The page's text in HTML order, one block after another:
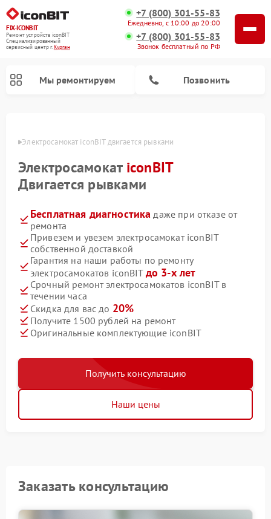
FIX-ICONBIT
Ремонт устройств iconBIT
Специализированный
cервисный центр г.Курган
+7 (800) 301-55-83
Ежедневно, с 10:00 до 20:00
+7 (800) 301-55-83
Звонок бесплатный по РФ
Мы ремонтируем Позвонить
Электросамокат iconBIT двигается рывками
Электросамокат iconBIT
Двигается рывками
Бесплатная диагностика даже при отказе от
ремонта
Привезем и увезем электросамокат iconBIT
собственной доставкой
Гарантия на наши работы по ремонту
электросамокатов iconBIT до 3-х лет
Срочный ремонт электросамокатов iconBIT в
течении часа
Скидка для вас до 20%
Получите 1500 рублей на ремонт
Оригинальные комплектующие iconBIT
Получить консультацию
Наши цены
Заказать консультацию